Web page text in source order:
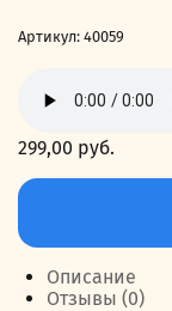
Артикул: 40059
299,00 руб.
Количество
Жиды
города
Питера,
или
Описание
Отзывы (0)